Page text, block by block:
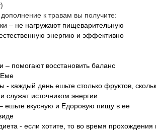
к травам вы получите:
– не нагружают пищеварительную
энергию и эффективно
– помогают восстановить баланс
- каждый день ешьте столько фруктов,
источником энергии.
ешьте вкусную и Едоровую пищу в ее
- если хотите, то во время